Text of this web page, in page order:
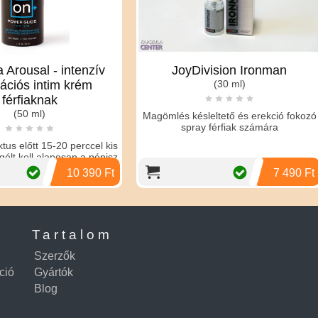
JoyDivision Ironman
(30 ml)
Magömlés késleltető és erekció fokozó
spray férfiak számára
7 490 Ft
Szuperhős
Tartalom
Szerzők
Gyártók
Blog